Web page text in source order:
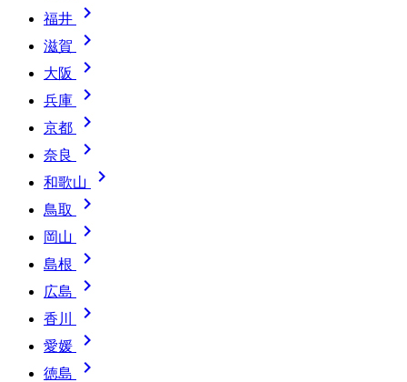
福井 
滋賀 
大阪 
兵庫 
京都 
奈良 
和歌山 
鳥取 
岡山 
島根 
広島 
香川 
愛媛 
徳島 